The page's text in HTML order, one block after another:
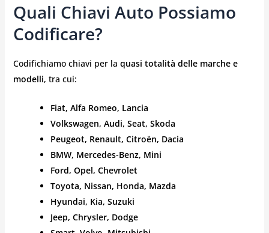
Quali Chiavi Auto Possiamo
Codificare?
Codifichiamo chiavi per la quasi totalità delle marche e
modelli, tra cui:
Fiat, Alfa Romeo, Lancia
Volkswagen, Audi, Seat, Skoda
Peugeot, Renault, Citroën, Dacia
BMW, Mercedes-Benz, Mini
Ford, Opel, Chevrolet
Toyota, Nissan, Honda, Mazda
Hyundai, Kia, Suzuki
Jeep, Chrysler, Dodge